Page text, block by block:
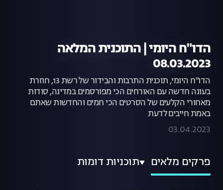
הדו"ח היומי | התוכנית המלאה
08.03.2023
הדו"ח היומי, תוכנית התרבות והבידור של רשת 13, חוזרת
בעונה חדשה עם האורחים הכי מפורסמים במדינה, סודות
מאחורי הקלעים של הסרטים הכי חמים והחדשות שאתם
באמת חייבים לדעת
03.04.2023
פרקים מלאים תוכניות דומות